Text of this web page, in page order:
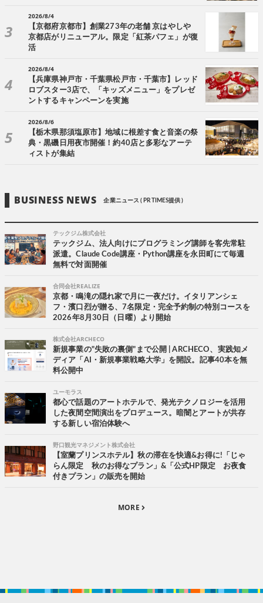
2026/8/4
【京都府京都市】創業273年の老舗 京はやしや
京都店がリニューアル。限定「紅茶パフェ」が復
活
2026/8/4
【兵庫県神戸市・千葉県松戸市・千葉市】レッド
ロブスター3店で、「キッズメニュー」をプレゼ
ントするキャンペーンを実施
2026/8/6
【栃木県那須塩原市】地域に根差す食と音楽の祭
典・黒磯日用夜市開催！約40店と多彩なアーテ
ィストが集結
BUSINESS NEWS 企業ニュース ( PR TIMES提供 )
テックジム株式会社
テックジム、法人向けにプログラミング講師を客先常駐
派遣。Claude Code講座・Python講座を永田町にて毎週
無料で対面開催
合同会社REALIZE
京都・鳴滝の隠れ家で月に一夜だけ。イタリアンシェ
フ・濱口烈が贈る、7名限定・完全予約制の特別コースを
2026年8月30日（日曜）より開始
株式会社ARCHECO
新規事業の"失敗の裏側"まで公開 | ARCHECO、実践知メ
ディア「AI・新規事業戦略大学」を開設。記事40本を無
料公開中
ユーモラス
都心で話題のアートホテルで、発光テクノロジーを活用
した夜間空間演出をプロデュース。暗闇とアートが共存
する新しい宿泊体験へ
野口観光マネジメント株式会社
【室蘭プリンスホテル】秋の滞在を快適&お得に!「じゃ
らん限定 秋のお得なプラン」&「公式HP限定 お夜食
付きプラン」の販売を開始
MORE